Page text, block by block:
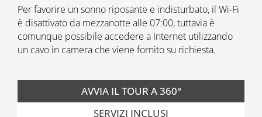
Per favorire un sonno riposante e indisturbato, il Wi-Fi
è disattivato da mezzanotte alle 07:00, tuttavia è
comunque possibile accedere a Internet utilizzando
un cavo in camera che viene fornito su richiesta.
AVVIA IL TOUR A 360°
SERVIZI INCLUSI